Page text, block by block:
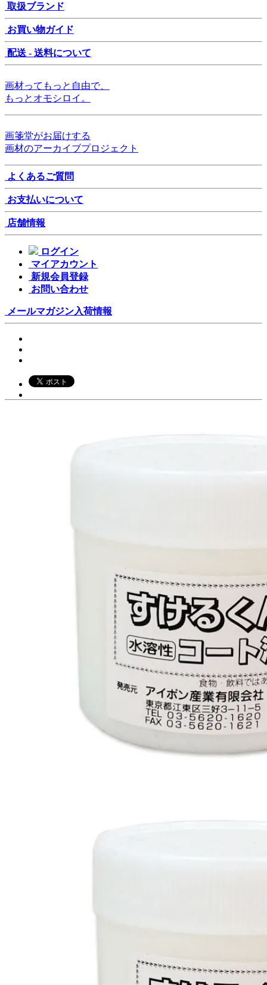
取扱ブランド
お買い物ガイド
配送 - 送料について
画材ってもっと自由で、
もっとオモシロイ。
画箋堂がお届けする
画材のアーカイブプロジェクト
よくあるご質問
お支払いについて
店舗情報
ログイン
マイアカウント
新規会員登録
お問い合わせ
メールマガジン入荷情報